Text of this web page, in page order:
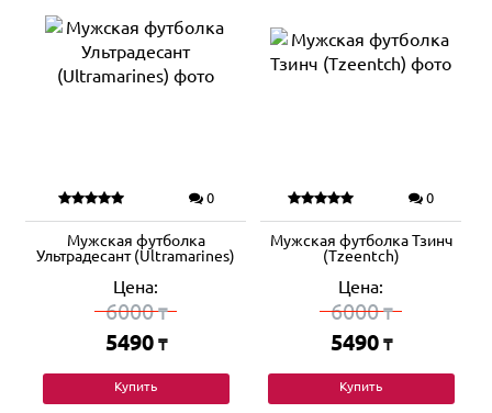
0
Мужская футболка
Ультрадесант (Ultramarines)
Цена:
6000₸
5490 ₸
Купить
0
Мужская футболка Тзинч
(Tzeentch)
Цена:
6000₸
5490 ₸
Купить